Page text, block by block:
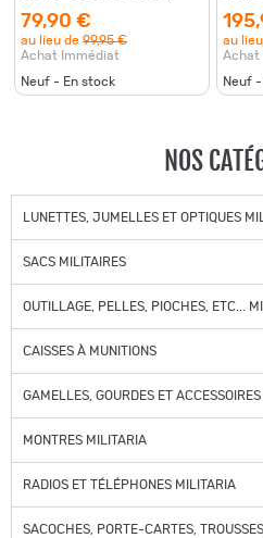
Prisme BAK4 Trépied
Observation Nature
79,90 €
au lieu de 99,95 €
Achat Immédiat
Neuf - En stock
FMC
au
Achat
Neuf
NOS
LUNETTES, JUMELLES ET OPTIQUES
SACS MILITAIRES
OUTILLAGE, PELLES, PIOCHES, ETC...
CAISSES À MUNITIONS
GAMELLES, GOURDES ET
MONTRES MILITARIA
RADIOS ET TÉLÉPHONES MILITARIA
SACOCHES, PORTE-CARTES,